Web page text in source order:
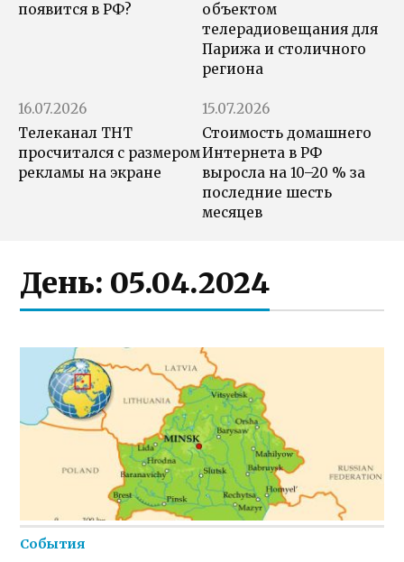
появится в РФ?
объектом
телерадиовещания для
Парижа и столичного
региона
16.07.2026
Телеканал ТНТ
просчитался с размером
рекламы на экране
15.07.2026
Стоимость домашнего
Интернета в РФ
выросла на 10–20 % за
последние шесть
месяцев
День: 05.04.2024
События